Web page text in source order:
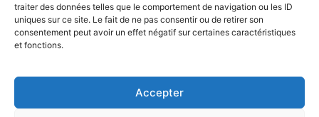
traiter des données telles que le comportement de navigation ou les ID
uniques sur ce site. Le fait de ne pas consentir ou de retirer son
consentement peut avoir un effet négatif sur certaines caractéristiques
et fonctions.
Accepter
Informations
Contact